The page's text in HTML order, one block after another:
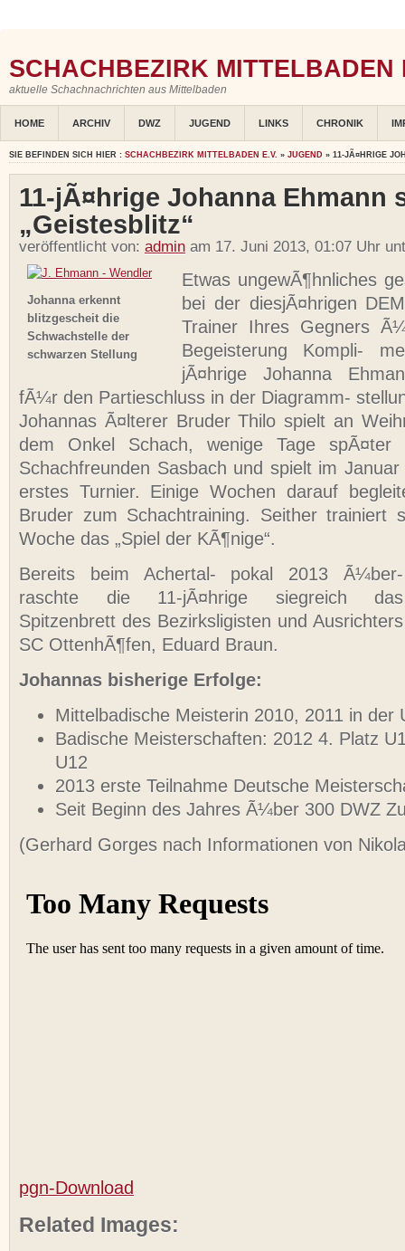
SCHACHBEZIRK MITTELBADEN
aktuelle Schachnachrichten aus Mittelbaden
HOME ARCHIV DWZ JUGEND LINKS CHRONIK
SIE BEFINDEN SICH HIER : SCHACHBEZIRK MITTELBADEN E.V. » JUGEND » 11-JÃ¤HRIGE
11-jÃ¤hrige Johanna Ehmann
„Geistesblitz“
veröffentlicht von: admin am 17. Juni 2013, 01:07 Uhr
Johanna erkennt
blitzgescheit die
Schwachstelle der
schwarzen Stellung
Etwas ungewÃ¶hnliches
bei der diesjÃ¤hrigen
Trainer Ihres Gegners
Begeisterung Kompli-
jÃ¤hrige Johanna
fÃ¼r den Partieschluss in der Diagramm-
Johannas Ã¤lterer Bruder Thilo spielt an
dem Onkel Schach, wenige Tage
Schachfreunden Sasbach und spielt im
erstes Turnier. Einige Wochen darauf
Bruder zum Schachtraining. Seither trainiert
Woche das „Spiel der KÃ¶nige“.
Bereits beim Achertal- pokal 2013 Ã¼ber-
raschte die 11-jÃ¤hrige siegreich das
Spitzenbrett des Bezirksligisten und Ausrichters
SC OttenhÃ¶fen, Eduard Braun.
Johannas bisherige Erfolge:
Mittelbadische Meisterin 2010, 2011 in der
Badische Meisterschaften: 2012 4. Platz
U12
2013 erste Teilnahme Deutsche
Seit Beginn des Jahres Ã¼ber 300 DWZ
(Gerhard Gorges nach Informationen von
pgn-Download
Related Images: